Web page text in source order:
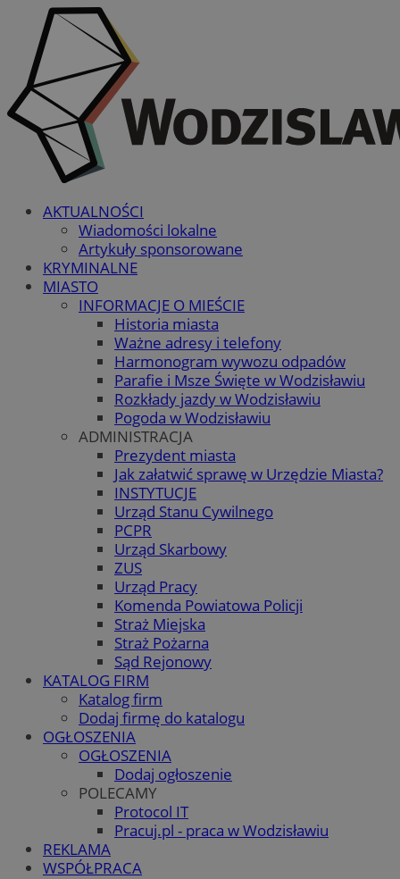
AKTUALNOŚCI
Wiadomości lokalne
Artykuły sponsorowane
KRYMINALNE
MIASTO
INFORMACJE O MIEŚCIE
Historia miasta
Ważne adresy i telefony
Harmonogram wywozu odpadów
Parafie i Msze Święte w Wodzisławiu
Rozkłady jazdy w Wodzisławiu
Pogoda w Wodzisławiu
ADMINISTRACJA
Prezydent miasta
Jak załatwić sprawę w Urzędzie Miasta?
INSTYTUCJE
Urząd Stanu Cywilnego
PCPR
Urząd Skarbowy
ZUS
Urząd Pracy
Komenda Powiatowa Policji
Straż Miejska
Straż Pożarna
Sąd Rejonowy
KATALOG FIRM
Katalog firm
Dodaj firmę do katalogu
OGŁOSZENIA
OGŁOSZENIA
Dodaj ogłoszenie
POLECAMY
Protocol IT
Pracuj.pl - praca w Wodzisławiu
REKLAMA
WSPÓŁPRACA